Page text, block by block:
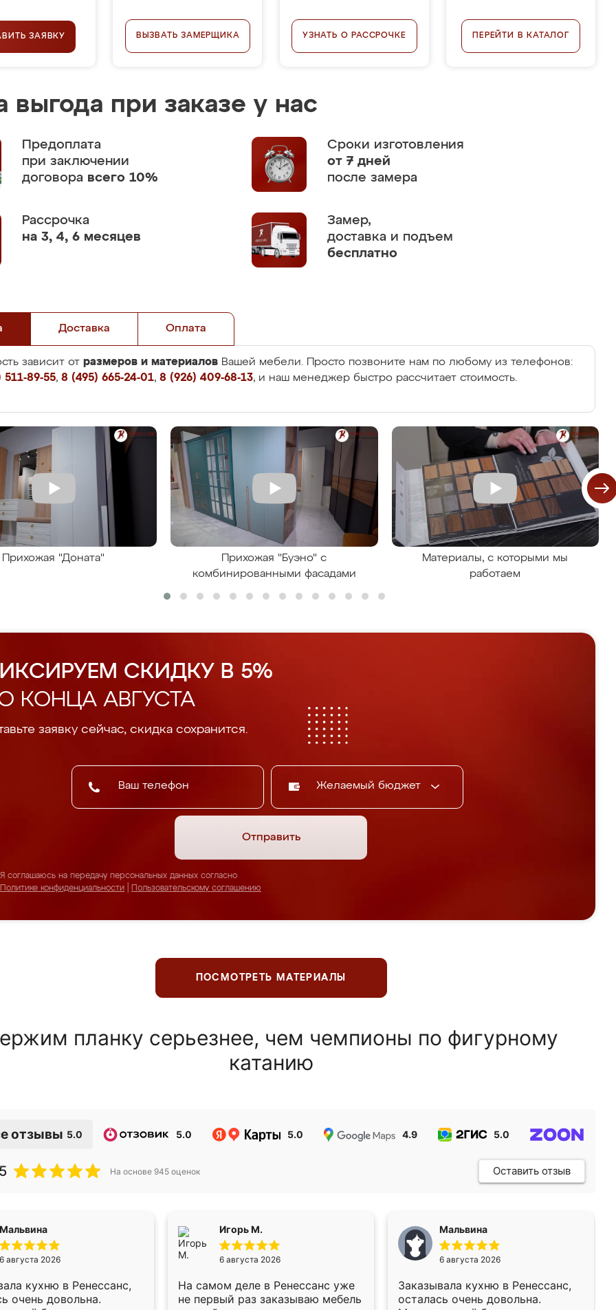
ЗАЯВКУ ВЫЗВАТЬ ЗАМЕРЩИКА УЗНАТЬ О РАССРОЧКЕ ПЕРЕЙТИ В КАТАЛОГ
выгода при заказе у нас
Предоплата
при заключении
договора всего 10%
Сроки изготовления
от 7 дней
после замера
Рассрочка
на 3, 4, 6 месяцев
Замер,
доставка и подъем
бесплатно
Доставка Оплата
зависит от размеров и материалов Вашей мебели. Просто позвоните нам по любому из телефонов:
89-55, 8 (495) 665-24-01, 8 (926) 409-68-13, и наш менеджер быстро рассчитает стоимость.
Прихожая "Доната"
Прихожая "Буэно" с
комбинированными фасадами
Материалы, с которыми мы
работаем
СКИДКУ В 5%
КОНЦА АВГУСТА
заявку сейчас, скидка сохранится.
Желаемый бюджет
Отправить
Я соглашаюсь на передачу персональных данных согласно
Политике конфиденциальности
Пользовательскому соглашению
ПОСМОТРЕТЬ МАТЕРИАЛЫ
планку серьезнее, чем чемпионы по фигурному
катанию
отзывы 5.0 5.0 5.0 4.9 5.0
На основе 945 оценок Оставить отзыв
Мальвина
6 августа 2026
кухню в Ренессанс,
очень довольна.
Игорь М.
6 августа 2026
На самом деле в Ренессанс уже
не первый раз заказываю мебель
Мальвина
6 августа 2026
Заказывала кухню в Ренессанс,
осталась очень довольна.